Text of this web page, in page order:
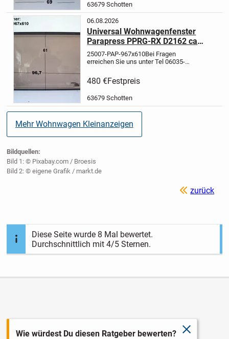
Polyplastic-...
63679 Schotten
06.08.2026
Universal Wohnwagenfenster
Parapress PPRG-RX D2162 ca
96,7 x 61 cm Sonderpreis (vmtl
Dethleffs)
25007-PAP-967x610Bei Fragen
erreichen Sie uns unter Tel 06035-
OnlineEXPRESSLIEFERUNG per
Kurier wenn es sehr schnell gehen
möglichArtikelbeschreibung:...
480 €Festpreis
63679 Schotten
Mehr Wohnwagen Kleinanzeigen
Bildquellen:
Bild 1: © Pixabay.com / Broesis
Bild 2: © eigene Grafik / markt.de
zurück
Diese Seite wurde 8 Mal bewertet.
Durchschnittlich mit4/5 Sternen.
schließen
Wie würdest Du diesen Ratgeber bewerten?